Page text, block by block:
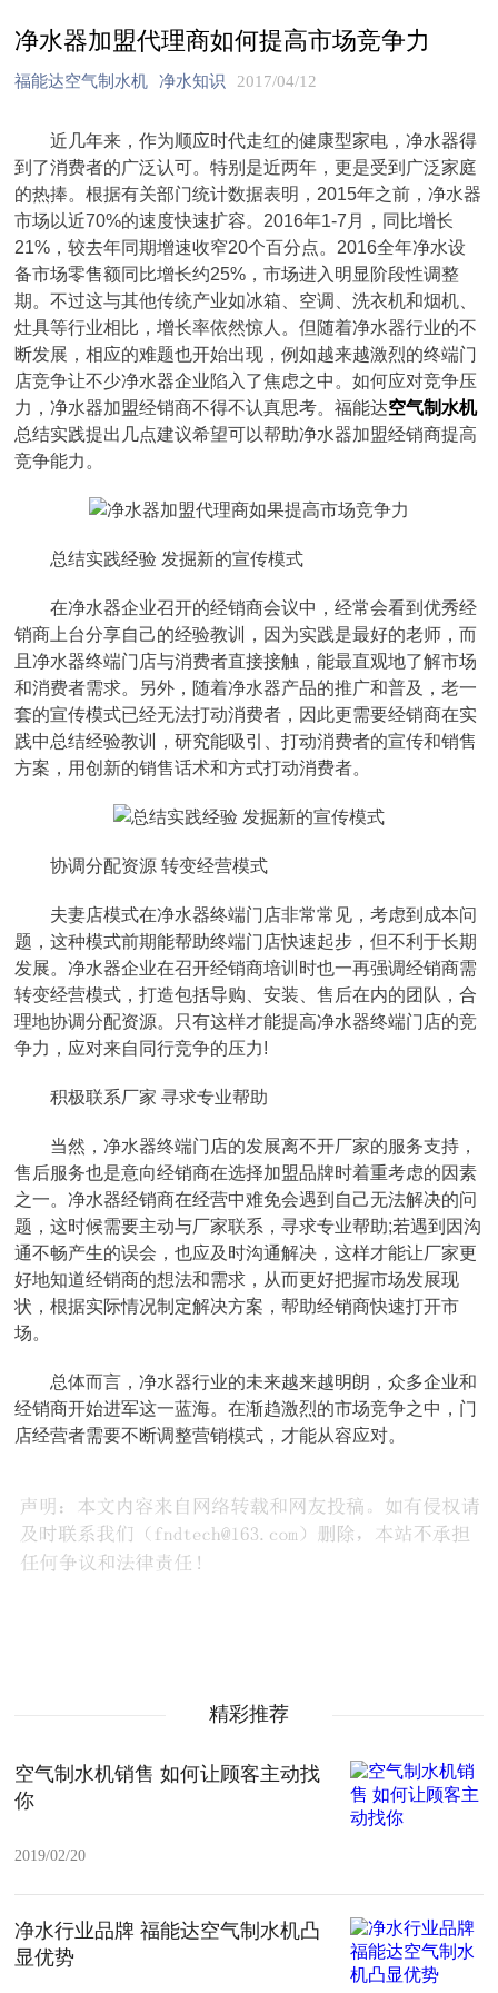
净水器加盟代理商如何提高市场竞争力
福能达空气制水机 净水知识 2017/04/12
近几年来，作为顺应时代走红的健康型家电，净水器得
到了消费者的广泛认可。特别是近两年，更是受到广泛家庭
的热捧。根据有关部门统计数据表明，2015年之前，净水器
市场以近70%的速度快速扩容。2016年1-7月，同比增长
21%，较去年同期增速收窄20个百分点。2016全年净水设
备市场零售额同比增长约25%，市场进入明显阶段性调整
期。不过这与其他传统产业如冰箱、空调、洗衣机和烟机、
灶具等行业相比，增长率依然惊人。但随着净水器行业的不
断发展，相应的难题也开始出现，例如越来越激烈的终端门
店竞争让不少净水器企业陷入了焦虑之中。如何应对竞争压
力，净水器加盟经销商不得不认真思考。福能达空气制水机
总结实践提出几点建议希望可以帮助净水器加盟经销商提高
竞争能力。
总结实践经验 发掘新的宣传模式
在净水器企业召开的经销商会议中，经常会看到优秀经
销商上台分享自己的经验教训，因为实践是最好的老师，而
且净水器终端门店与消费者直接接触，能最直观地了解市场
和消费者需求。另外，随着净水器产品的推广和普及，老一
套的宣传模式已经无法打动消费者，因此更需要经销商在实
践中总结经验教训，研究能吸引、打动消费者的宣传和销售
方案，用创新的销售话术和方式打动消费者。
协调分配资源 转变经营模式
夫妻店模式在净水器终端门店非常常见，考虑到成本问
题，这种模式前期能帮助终端门店快速起步，但不利于长期
发展。净水器企业在召开经销商培训时也一再强调经销商需
转变经营模式，打造包括导购、安装、售后在内的团队，合
理地协调分配资源。只有这样才能提高净水器终端门店的竞
争力，应对来自同行竞争的压力!
积极联系厂家 寻求专业帮助
当然，净水器终端门店的发展离不开厂家的服务支持，
售后服务也是意向经销商在选择加盟品牌时着重考虑的因素
之一。净水器经销商在经营中难免会遇到自己无法解决的问
题，这时候需要主动与厂家联系，寻求专业帮助;若遇到因沟
通不畅产生的误会，也应及时沟通解决，这样才能让厂家更
好地知道经销商的想法和需求，从而更好把握市场发展现
状，根据实际情况制定解决方案，帮助经销商快速打开市
场。
总体而言，净水器行业的未来越来越明朗，众多企业和
经销商开始进军这一蓝海。在渐趋激烈的市场竞争之中，门
店经营者需要不断调整营销模式，才能从容应对。
精彩推荐
空气制水机销售 如何让顾客主动找
你
2019/02/20
净水行业品牌 福能达空气制水机凸
显优势